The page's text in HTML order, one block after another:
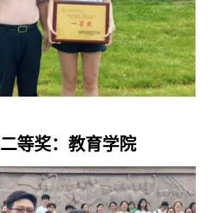
二等奖：教育学院